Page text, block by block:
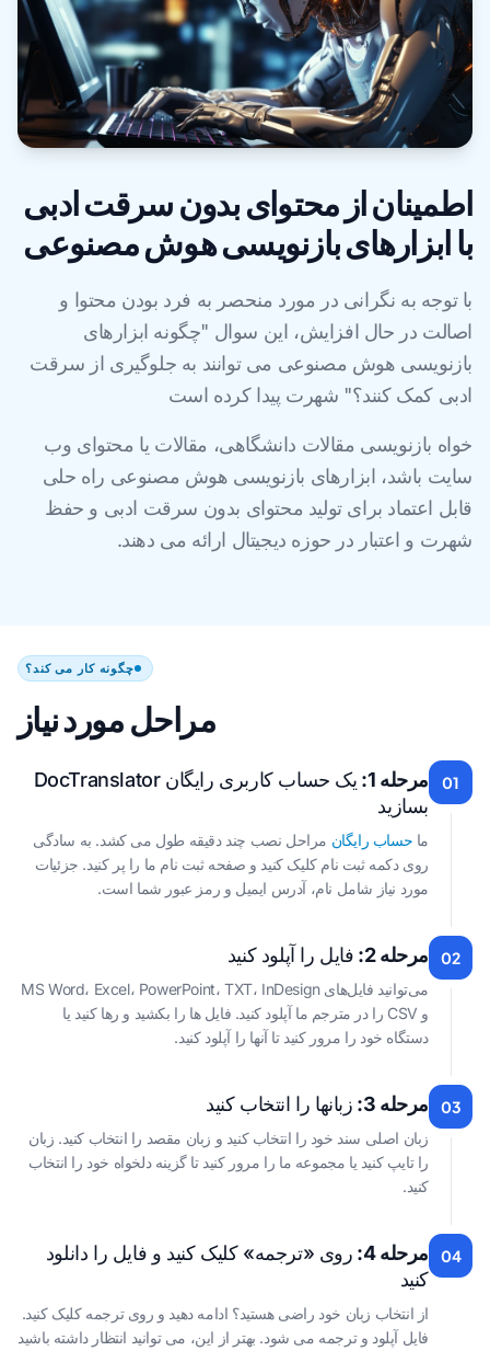
اطمینان از محتوای بدون سرقت ادبی
با ابزارهای بازنویسی هوش مصنوعی
با توجه به نگرانی در مورد منحصر به فرد بودن محتوا و
اصالت در حال افزایش، این سوال "چگونه ابزارهای
بازنویسی هوش مصنوعی می توانند به جلوگیری از سرقت
ادبی کمک کنند؟" شهرت پیدا کرده است
خواه بازنویسی مقالات دانشگاهی، مقالات یا محتوای وب
سایت باشد، ابزارهای بازنویسی هوش مصنوعی راه حلی
قابل اعتماد برای تولید محتوای بدون سرقت ادبی و حفظ
شهرت و اعتبار در حوزه دیجیتال ارائه می دهند.
چگونه کار می کند؟
مراحل مورد نیاز
01 مرحله 1:
یک حساب کاربری رایگان DocTranslator
بسازید
ما حساب رایگان مراحل نصب چند دقیقه طول می کشد. به سادگی
روی دکمه ثبت نام کلیک کنید و صفحه ثبت نام ما را پر کنید. جزئیات
مورد نیاز شامل نام، آدرس ایمیل و رمز عبور شما است.
02 مرحله 2: فایل را آپلود کنید
می‌توانید فایل‌های MS Word، Excel، PowerPoint، TXT، InDesign
و CSV را در مترجم ما آپلود کنید. فایل ها را بکشید و رها کنید یا
دستگاه خود را مرور کنید تا آنها را آپلود کنید.
03 مرحله 3: زبانها را انتخاب کنید
زبان اصلی سند خود را انتخاب کنید و زبان مقصد را انتخاب کنید. زبان
را تایپ کنید یا مجموعه ما را مرور کنید تا گزینه دلخواه خود را انتخاب
کنید.
04 مرحله 4:
روی «ترجمه» کلیک کنید و فایل را دانلود
کنید
از انتخاب زبان خود راضی هستید؟ ادامه دهید و روی ترجمه کلیک کنید.
فایل آپلود و ترجمه می شود. بهتر از این، می توانید انتظار داشته باشید